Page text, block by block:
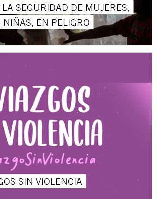
SEGURIDAD DE MUJERES,
NIÑAS, EN PELIGRO
SIN VIOLENCIA